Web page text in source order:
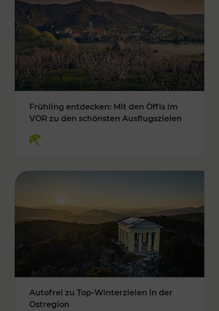
Frühling entdecken: Mit den Öffis im
VOR zu den schönsten Ausflugszielen
Autofrei zu Top-Winterzielen in der
Ostregion